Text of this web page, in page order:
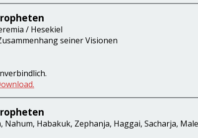
/ Hesekiel
seiner Visionen
Nahum, Habakuk, Zephanja, Haggai, Sacharja,